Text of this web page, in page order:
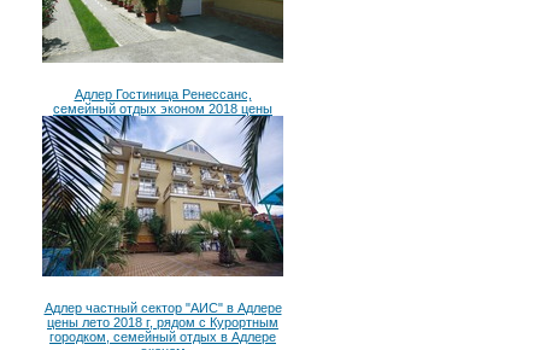
Адлер Гостиница Ренессанс,
семейный отдых эконом 2018 цены
Адлер частный сектор "АИС" в Адлере
цены лето 2018 г, рядом с Курортным
городком, семейный отдых в Адлере